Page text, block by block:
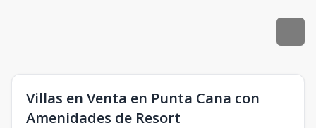
Villas en Venta en Punta Cana con
Amenidades de Resort